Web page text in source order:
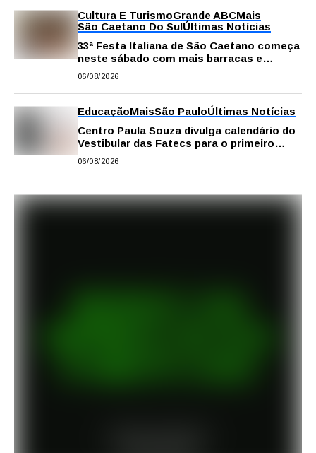
Cultura E TurismoGrande ABCMais
São Caetano Do SulÚltimas Notícias
33ª Festa Italiana de São Caetano começa
neste sábado com mais barracas e
novidades em decoração e atrações
06/08/2026
EducaçãoMaisSão PauloÚltimas Notícias
Centro Paula Souza divulga calendário do
Vestibular das Fatecs para o primeiro
semestre de 2027
06/08/2026